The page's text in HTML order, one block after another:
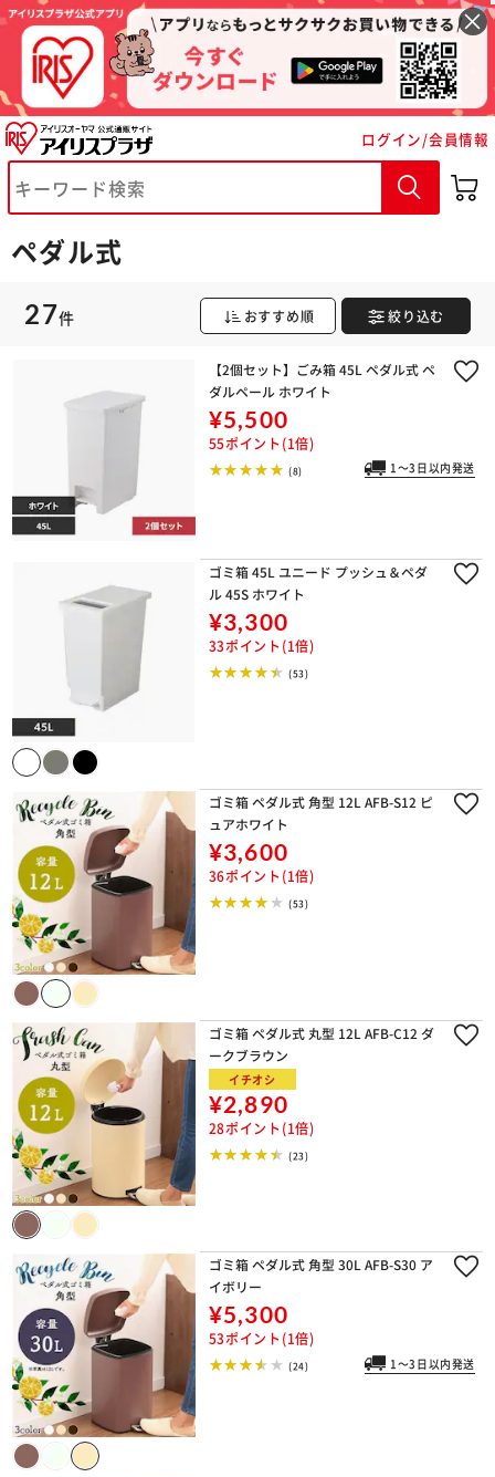
ログイン/会員情報
ペダル式
27件 おすすめ順 絞り込む
【2個セット】ごみ箱 45L ペダル式 ペ
ダルペール ホワイト
¥5,500
55ポイント(1倍)
(8) 1～3日以内発送
ゴミ箱 45L ユニード プッシュ＆ペダ
ル 45S ホワイト
¥3,300
33ポイント(1倍)
(53)
ゴミ箱 ペダル式 角型 12L AFB-S12 ピ
ュアホワイト
¥3,600
36ポイント(1倍)
(53)
ゴミ箱 ペダル式 丸型 12L AFB-C12 ダ
ークブラウン
イチオシ
¥2,890
28ポイント(1倍)
(23)
ゴミ箱 ペダル式 角型 30L AFB-S30 ア
イボリー
¥5,300
53ポイント(1倍)
(24) 1～3日以内発送
※ご確認ください
購入手続きへ